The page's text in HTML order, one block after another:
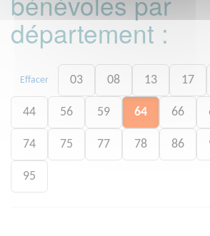
département :
Effacer 03 08 13 17
44 56 59 64 66
74 75 77 78 86
95